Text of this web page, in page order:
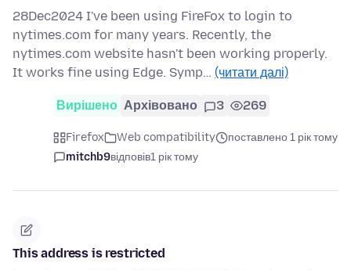
28Dec2024 I've been using FireFox to login to
nytimes.com for many years. Recently, the
nytimes.com website hasn't been working properly.
It works fine using Edge. Symp… (читати далі)
Вирішено Архівовано 3 269
Firefox Web compatibility
поставлено 1 рік тому
mitchb9відповів1 рік тому
This address is restricted